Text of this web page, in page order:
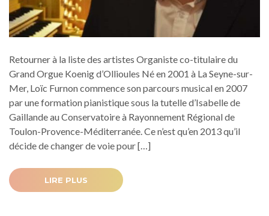
Retourner à la liste des artistes Organiste co-titulaire du
Grand Orgue Koenig d’Ollioules Né en 2001 à La Seyne-sur-
Mer, Loïc Furnon commence son parcours musical en 2007
par une formation pianistique sous la tutelle d’Isabelle de
Gaillande au Conservatoire à Rayonnement Régional de
Toulon-Provence-Méditerranée. Ce n’est qu’en 2013 qu’il
décide de changer de voie pour […]
LIRE PLUS